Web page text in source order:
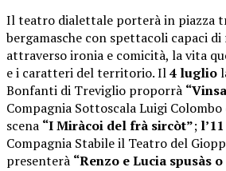
Il teatro dialettale porterà in piazza
bergamasche con spettacoli capaci
attraverso ironia e comicità, la vita
e i caratteri del territorio. Il4 luglio
Bonfanti di Treviglio proporrà
Compagnia Sottoscala Luigi
scena “I Miràcoi del frà sircòt”;
Compagnia Stabile il Teatro del
presenterà “Renzo e Lucia spusàs